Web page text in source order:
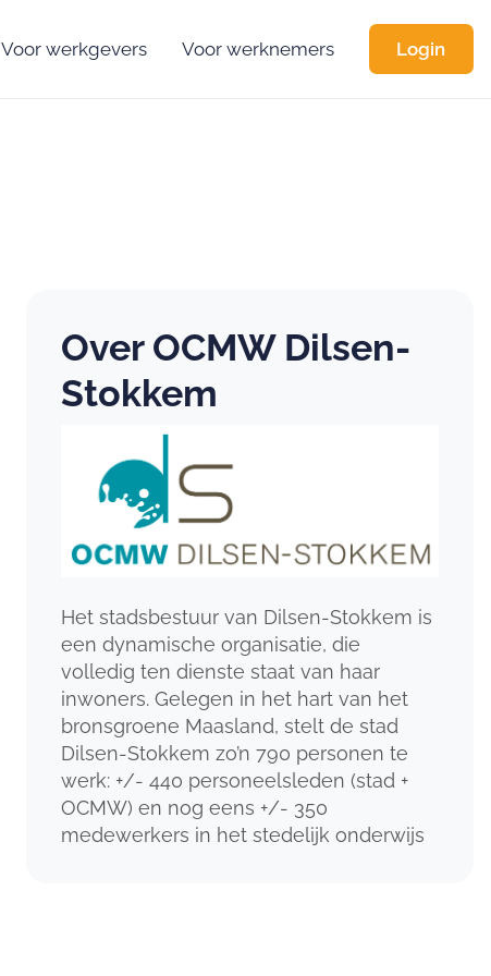
Voor werkgevers Voor werknemers Login
Over OCMW Dilsen-
Stokkem
Het stadsbestuur van Dilsen-Stokkem is
een dynamische organisatie, die
volledig ten dienste staat van haar
inwoners. Gelegen in het hart van het
bronsgroene Maasland, stelt de stad
Dilsen-Stokkem zo’n 790 personen te
werk: +/- 440 personeelsleden (stad +
OCMW) en nog eens +/- 350
medewerkers in het stedelijk onderwijs